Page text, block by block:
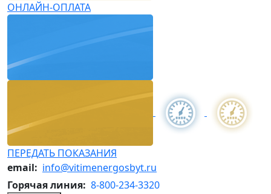
ОНЛАЙН-ОПЛАТА
ПЕРЕДАТЬ ПОКАЗАНИЯ
email: info@vitimenergosbyt.ru
Горячая линия: 8-800-234-3320